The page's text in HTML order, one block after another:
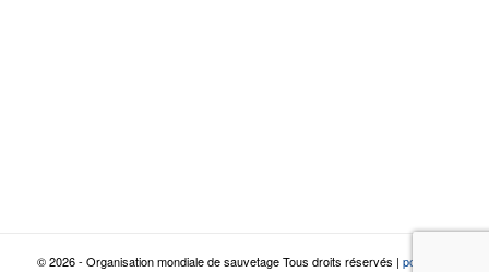
© 2026 - Organisation mondiale de sauvetage Tous droits réservés | politique